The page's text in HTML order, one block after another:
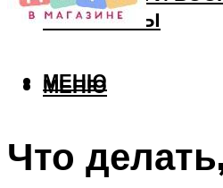
ВИТАМИНЫ
МЕНЮ
МЕНЮ
Что